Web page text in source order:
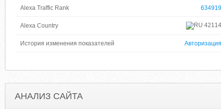
Alexa Traffic Rank 634919
Alexa Country 42114
История изменения показателей Авторизация
АНАЛИЗ САЙТА